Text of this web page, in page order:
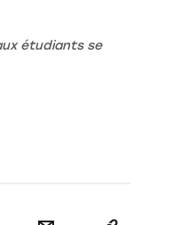
étudiants se